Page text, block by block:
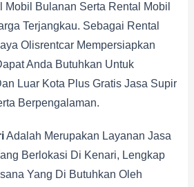
Mobil Bulanan Serta Rental Mobil
Terjangkau. Sebagai Rental
Olisrentcar Mempersiapkan
Anda Butuhkan Untuk
Luar Kota Plus Gratis Jasa Supir
Berpengalaman.
Adalah Merupakan Layanan Jasa
Berlokasi Di Kenari, Lengkap
Yang Di Butuhkan Oleh